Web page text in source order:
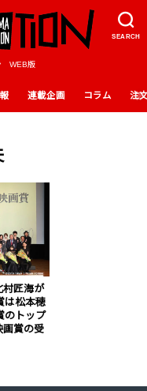
SEARCH
WEB版
連載企画 コラム 注
村匠海が
は松本穂
のトップ
画賞の受